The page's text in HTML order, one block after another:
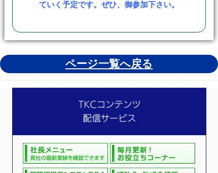
ていく予定です。ぜひ、御参加下さい。
ページ一覧へ戻る